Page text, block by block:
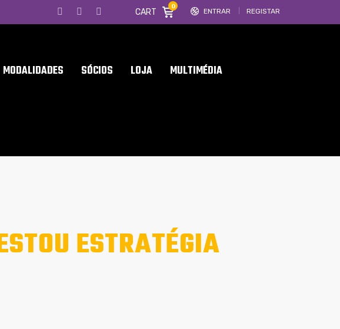
ENTRAR REGISTAR
CART
0
MODALIDADES SÓCIOS LOJA MULTIMÉDIA
ESTRATÉGIA